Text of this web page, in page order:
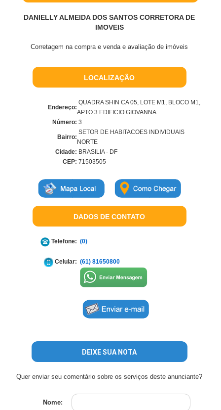
DANIELLY ALMEIDA DOS SANTOS CORRETORA DE
IMOVEIS
Corretagem na compra e venda e avaliação de imóveis
LOCALIZAÇÃO
Endereço:
QUADRA SHIN CA 05, LOTE M1, BLOCO M1,
APTO 3 EDIFICIO GIOVANNA
Número: 3
Bairro:
SETOR DE HABITACOES INDIVIDUAIS
NORTE
Cidade: BRASILIA - DF
CEP: 71503505
DADOS DE CONTATO
Telefone: (0)
Celular: (61) 81650800
DEIXE SUA NOTA
Quer enviar seu comentário sobre os serviços deste anunciante?
Nome: